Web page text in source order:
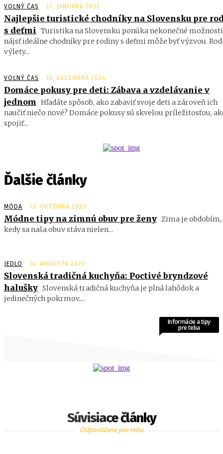
VOĽNÝ ČAS 27. JANUÁRA 2025
Najlepšie turistické chodníky na Slovensku pre
s deťmi
Turistika na Slovensku ponúka nekonečné
nájsť ideálne chodníky pre rodiny s deťmi môže byť výzvou.
výlety...
VOĽNÝ ČAS 10. DECEMBRA 2024
Domáce pokusy pre deti: Zábava a vzdelávanie v
jednom
Hľadáte spôsob, ako zabaviť svoje deti a zároveň ich
naučiť niečo nové? Domáce pokusy sú skvelou príležitosťou,
spojiť...
Ďalšie články
MÓDA 13. OKTÓBRA 2023
Módne tipy na zimnú obuv pre ženy Zima je obdobím,
kedy sa naša obuv stáva nielen...
JEDLO 14. AUGUSTA 2023
Slovenská tradičná kuchyňa: Poctivé bryndzové
halušky Slovenská tradičná kuchyňa je plná lahôdok a
jedinečných pokrmov,...
Súvisiace články
Informácie a tipy
pre teba
Odporúčane pre teba